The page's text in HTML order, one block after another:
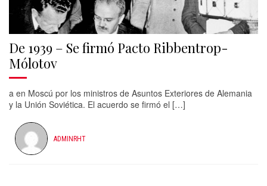
De 1939 – Se firmó Pacto Ribbentrop-
Mólotov
a en Moscú por los ministros de Asuntos Exteriores de Alemania
y la Unión Soviética. El acuerdo se firmó el […]
ADMINRHT